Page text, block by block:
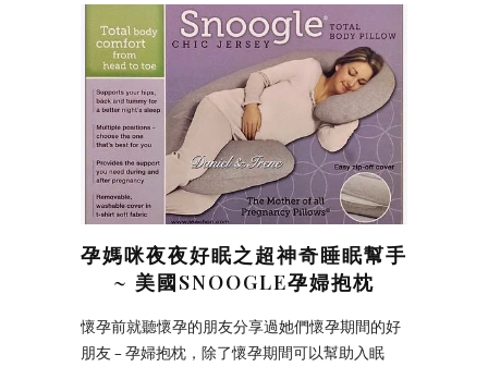
孕媽咪夜夜好眠之超神奇睡眠幫手
~ 美國SNOOGLE孕婦抱枕
懷孕前就聽懷孕的朋友分享過她們懷孕期間的好
朋友 – 孕婦抱枕，除了懷孕期間可以幫助入眠